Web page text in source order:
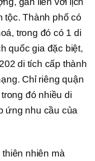
tộc. Thành phố có
trong đó có 1 di
quốc gia đặc biệt,
di tích cấp thành
Chỉ riêng quận
đó nhiều di
ứng nhu cầu của
nhiên mà